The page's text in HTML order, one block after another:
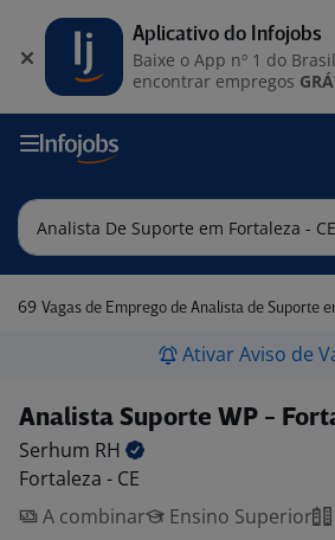
69 Vagas de Emprego de Analista de Suporte em
Ativar Aviso de
Analista Suporte WP -
Serhum RH
Fortaleza - CE
A combinar
Ensino Superior
Aplicativo do Infojobs
Baixe o App nº 1 do
encontrar empregos